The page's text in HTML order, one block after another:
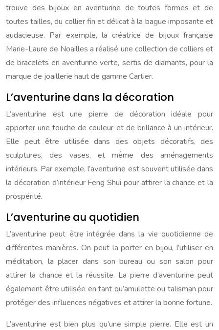
trouve des bijoux en aventurine de toutes formes et de
toutes tailles, du collier fin et délicat à la bague imposante et
audacieuse. Par exemple, la créatrice de bijoux française
Marie-Laure de Noailles a réalisé une collection de colliers et
de bracelets en aventurine verte, sertis de diamants, pour la
marque de joaillerie haut de gamme Cartier.
L’aventurine dans la décoration
L’aventurine est une pierre de décoration idéale pour
apporter une touche de couleur et de brillance à un intérieur.
Elle peut être utilisée dans des objets décoratifs, des
sculptures, des vases, et même des aménagements
intérieurs. Par exemple, l’aventurine est souvent utilisée dans
la décoration d’intérieur Feng Shui pour attirer la chance et la
prospérité.
L’aventurine au quotidien
L’aventurine peut être intégrée dans la vie quotidienne de
différentes manières. On peut la porter en bijou, l’utiliser en
méditation, la placer dans son bureau ou son salon pour
attirer la chance et la réussite. La pierre d’aventurine peut
également être utilisée en tant qu’amulette ou talisman pour
protéger des influences négatives et attirer la bonne fortune.
L’aventurine est bien plus qu’une simple pierre. Elle est un